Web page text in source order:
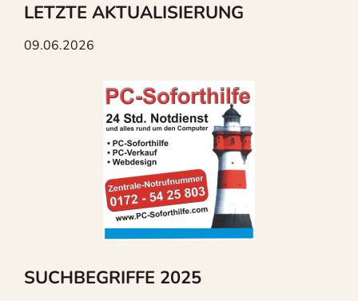
LETZTE AKTUALISIERUNG
09.06.2026
SUCHBEGRIFFE 2025